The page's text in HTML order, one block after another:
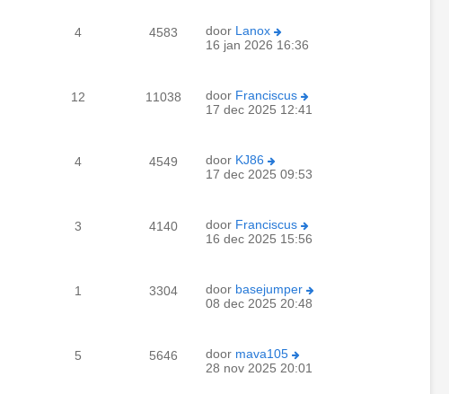
4 4583 door Lanox
16 jan 2026 16:36
12 11038 door Franciscus
17 dec 2025 12:41
4 4549 door KJ86
17 dec 2025 09:53
3 4140 door Franciscus
16 dec 2025 15:56
1 3304 door basejumper
08 dec 2025 20:48
5 5646 door mava105
28 nov 2025 20:01